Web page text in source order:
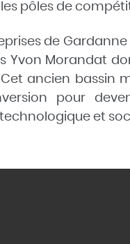
pôles de
de
Yvon Morandat
ancien bassin
pour
et